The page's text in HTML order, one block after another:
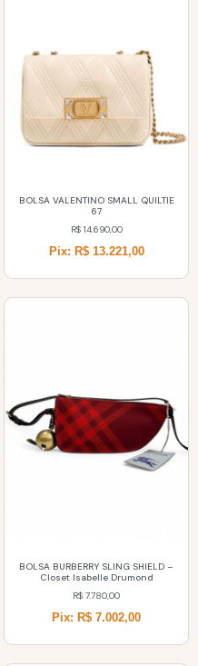
BOLSA VALENTINO SMALL QUILTIE
67
R$14.690,00
Pix: R$ 13.221,00
BOLSA BURBERRY SLING SHIELD –
Closet Isabelle Drumond
R$ 7.780,00
Pix: R$ 7.002,00